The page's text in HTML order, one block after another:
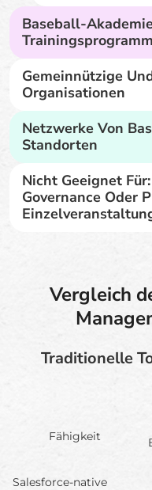
Baseball-
Gemeinnützige
Organisationen
Netzwerke Von
Standorten
Nicht Geeignet
Governance Oder
Vergleich
Traditionelle
Fähigkeit
Salesforce-native